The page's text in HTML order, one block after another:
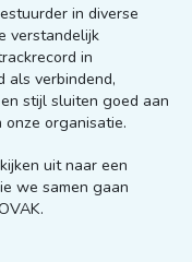
in diverse
verstandelijk
in
als verbindend,
stijl sluiten goed aan
organisatie.
uit naar een
we samen gaan